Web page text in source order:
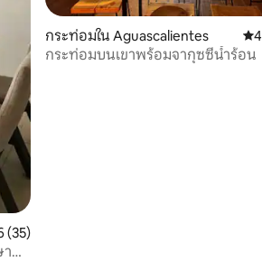
ฉลี่ย 4.86 จาก 5, 35 รีวิว
(35)
กระท่อมใน Aguascalientes คะ
กระท่อมบนเขาพร้อมจากุซซี่น้ำร้อน